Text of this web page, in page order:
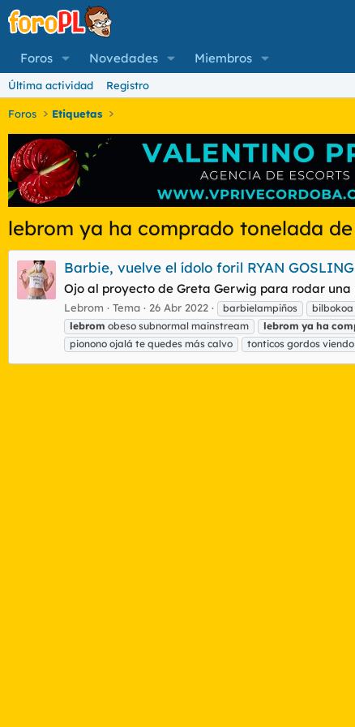
Foros Novedades Miembros
Última actividad Registro
Foros Etiquetas
lebrom ya ha comprado tonelada
Barbie, vuelve el ídolo foril RYAN GOSLING
Ojo al proyecto de Greta Gerwig para rodar
Lebrom Tema 26 Abr 2022 barbielampiños
lebrom obeso subnormal mainstream lebrom ya ha
pionono ojalá te quedes más calvo
tonticos gordos